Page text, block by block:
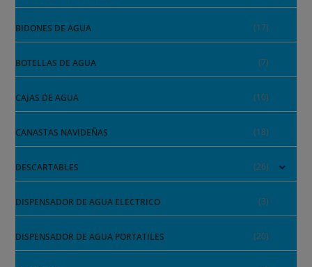
BIDONES DE AGUA (17)
BOTELLAS DE AGUA (7)
CAJAS DE AGUA (10)
CANASTAS NAVIDEÑAS (18)
DESCARTABLES (26)
DISPENSADOR DE AGUA ELECTRICO (3)
DISPENSADOR DE AGUA PORTATILES (20)